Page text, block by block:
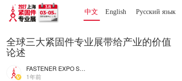
中文 English Русский язык
全球三大紧固件专业展带给产业的价值
论述
FASTENER EXPO SHANGHAI
1年前